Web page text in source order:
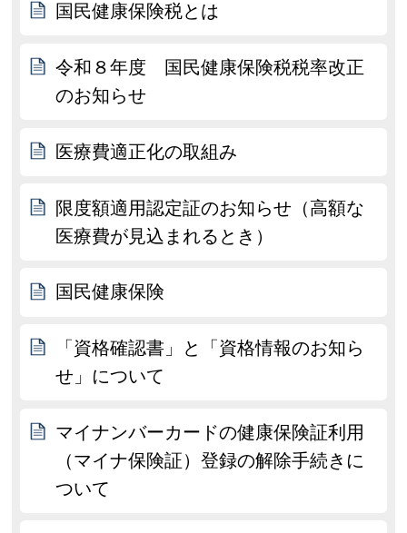
国民健康保険税とは
令和８年度 国民健康保険税税率改正
のお知らせ
医療費適正化の取組み
限度額適用認定証のお知らせ（高額な
医療費が見込まれるとき）
国民健康保険
「資格確認書」と「資格情報のお知ら
せ」について
マイナンバーカードの健康保険証利用
（マイナ保険証）登録の解除手続きに
ついて